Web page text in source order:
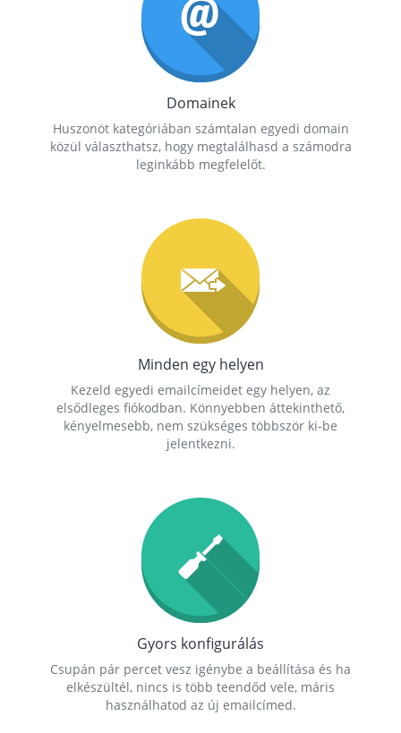
Domainek
Huszonöt kategóriában számtalan egyedi domain
közül választhatsz, hogy megtalálhasd a számodra
leginkább megfelelőt.
Minden egy helyen
Kezeld egyedi emailcímeidet egy helyen, az
elsődleges fiókodban. Könnyebben áttekinthető,
kényelmesebb, nem szükséges többször ki-be
jelentkezni.
Gyors konfigurálás
Csupán pár percet vesz igénybe a beállítása és ha
elkészültél, nincs is több teendőd vele, máris
használhatod az új emailcímed.